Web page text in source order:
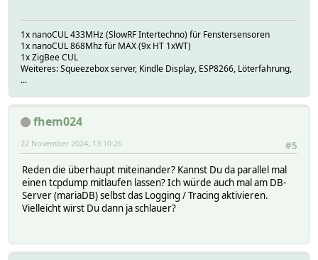
1x nanoCUL 433MHz (SlowRF Intertechno) für Fenstersensoren
1x nanoCUL 868Mhz für MAX (9x HT 1xWT)
1x ZigBee CUL
Weiteres: Squeezebox server, Kindle Display, ESP8266, Löterfahrung,
...
fhem024
#5
22 November 2024, 13:10:26
Reden die überhaupt miteinander? Kannst Du da parallel mal
einen tcpdump mitlaufen lassen? Ich würde auch mal am DB-
Server (mariaDB) selbst das Logging / Tracing aktivieren.
Vielleicht wirst Du dann ja schlauer?